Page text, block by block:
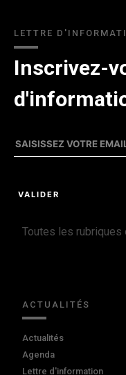
LETTRE
Inscrivez-
Toutes les rubriques
ACTUALITÉS
Actualités
Agenda
Lettre d'information